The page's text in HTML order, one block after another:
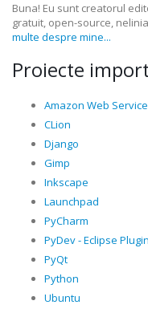
Buna! Eu sunt creatorul
gratuit, open-source,
multe despre mine...
Proiecte
Amazon Web
CLion
Django
Gimp
Inkscape
Launchpad
PyCharm
PyDev - Eclipse Plugin
PyQt
Python
Ubuntu